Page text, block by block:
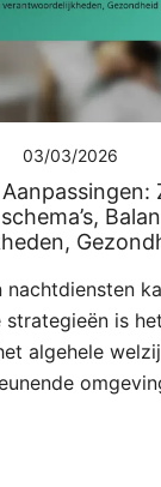
03/03/2026
nachtdiensten
strategieën is
algehele